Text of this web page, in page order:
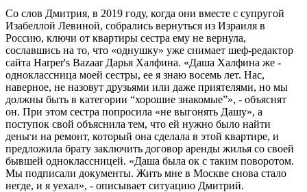
Со слов Дмитрия, в 2019 году, когда они вместе с супругой
Изабеллой Левиной, собрались вернуться из Израиля в
Россию, ключи от квартиры сестра ему не вернула,
сославшись на то, что «однушку» уже снимает шеф-редактор
сайта Harper's Bazaar Дарья Халфина. «Даша Халфина же -
одноклассница моей сестры, ее я знаю восемь лет. Нас,
наверное, не назовут друзьями или даже приятелями, но мы
должны быть в категории “хорошие знакомые”», - объяснят
он. При этом сестра попросила «не выгонять Дашу», а
поступок свой объяснила тем, что ей нужно было найти
деньги на ремонт, который она сделала в этой квартире, и
предложила брату заключить договор аренды жилья со своей
бывшей одноклассницей. «Даша была ок с таким поворотом.
Мы подписали документы. Жить мне в Москве снова стало
негде, и я уехал», - описывает ситуацию Дмитрий.